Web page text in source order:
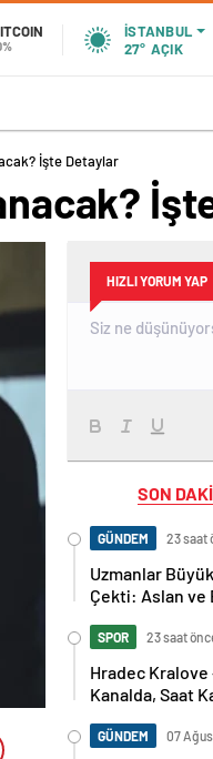
İSTANBUL
27° AÇIK
İşte Detaylar
HIZLI YORUM YAP
SON
GÜNDEM 23 saat
Uzmanlar
Çekti: Aslan ve
SPOR 23 saat
Hradec Kralove
Kanalda, Saat
Muhtemel
GÜNDEM 07